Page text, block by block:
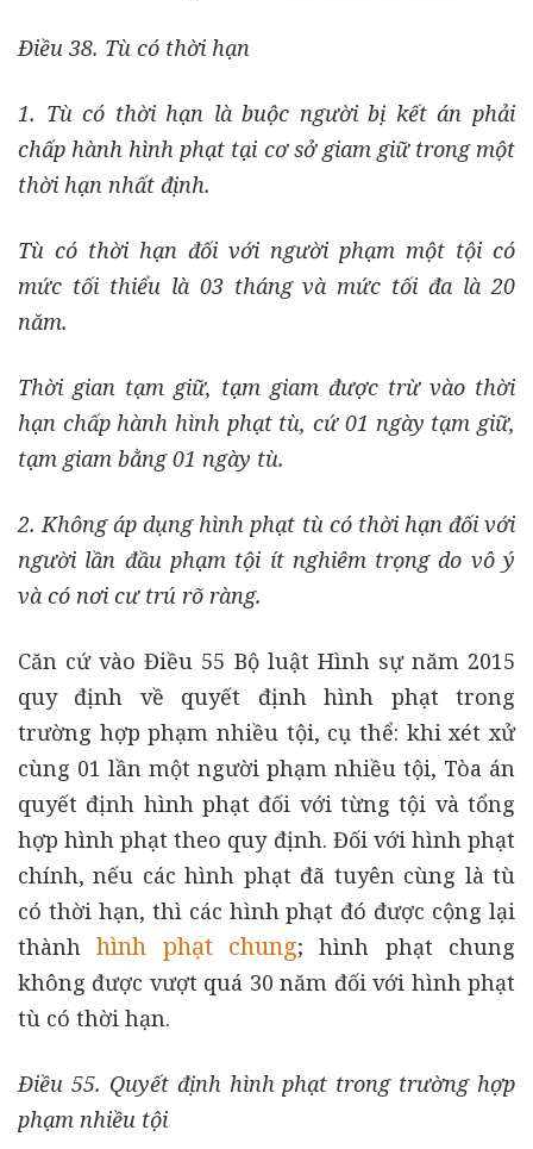
Điều 38. Tù có thời hạn
1. Tù có thời hạn là buộc người bị kết án phải
chấp hành hình phạt tại cơ sở giam giữ trong một
thời hạn nhất định.
Tù có thời hạn đối với người phạm một tội có
mức tối thiểu là 03 tháng và mức tối đa là 20
năm.
Thời gian tạm giữ, tạm giam được trừ vào thời
hạn chấp hành hình phạt tù, cứ 01 ngày tạm giữ,
tạm giam bằng 01 ngày tù.
2. Không áp dụng hình phạt tù có thời hạn đối với
người lần đầu phạm tội ít nghiêm trọng do vô ý
và có nơi cư trú rõ ràng.
Căn cứ vào Điều 55 Bộ luật Hình sự năm 2015
quy định về quyết định hình phạt trong
trường hợp phạm nhiều tội, cụ thể: khi xét xử
cùng 01 lần một người phạm nhiều tội, Tòa án
quyết định hình phạt đối với từng tội và tổng
hợp hình phạt theo quy định. Đối với hình phạt
chính, nếu các hình phạt đã tuyên cùng là tù
có thời hạn, thì các hình phạt đó được cộng lại
thànhhình phạt chung; hình phạt chung
không được vượt quá 30 năm đối với hình phạt
tù có thời hạn.
Điều 55. Quyết định hình phạt trong trường hợp
phạm nhiều tội